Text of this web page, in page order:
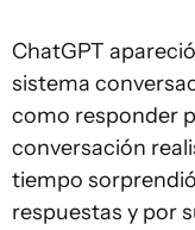
ChatGPT
sistema
como responder
conversación
tiempo
respuestas y por